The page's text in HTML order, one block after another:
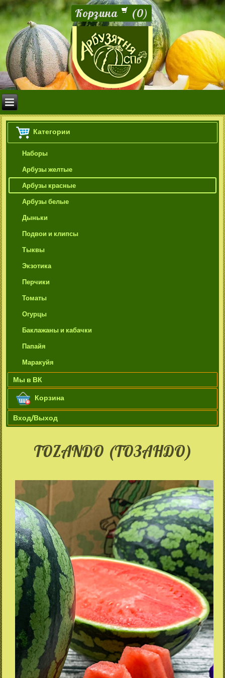
Корзина (0)
Категории
Наборы
Арбузы желтые
Арбузы красные
Арбузы белые
Дыньки
Подвои и клипсы
Тыквы
Экзотика
Перчики
Томаты
Огурцы
Баклажаны и кабачки
Папайя
Маракуйя
Мы в ВК
Корзина
Вход/Выход
TOZANDO (ТОЗАНДО)